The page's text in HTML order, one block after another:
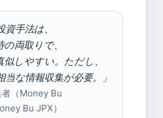
資手法は、
両取りで、
しやすい。ただし、
な情報収集が必要。」
（Money Bu
Bu JPX）